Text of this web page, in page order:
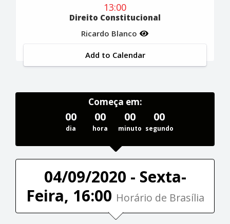
13:00
Direito Constitucional
Ricardo Blanco
Add to Calendar
Começa em:
00
dia
00
hora
00
minuto
00
segundo
04/09/2020 - Sexta-
Feira, 16:00 Horário de Brasília